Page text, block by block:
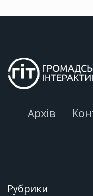
Архів
Рубрики